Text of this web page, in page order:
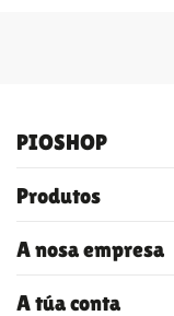
PIOSHOP
Produtos
A nosa empresa
A túa conta